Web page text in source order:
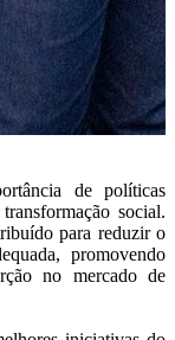
de políticas
social.
para reduzir o
promovendo
no mercado de